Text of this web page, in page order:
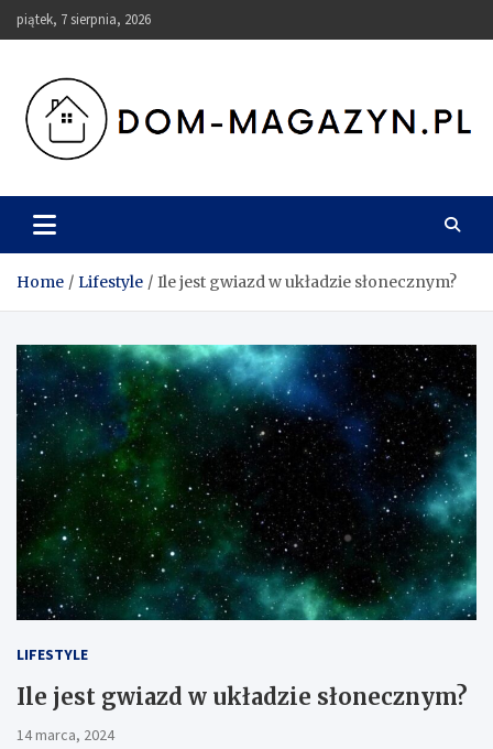
Skip
to
piątek, 7 sierpnia, 2026
Dom-Magazyn.pl
Home Lifestyle Ile jest gwiazd w układzie słonecznym?
LIFESTYLE
Ile jest gwiazd w układzie słonecznym?
14 marca, 2024